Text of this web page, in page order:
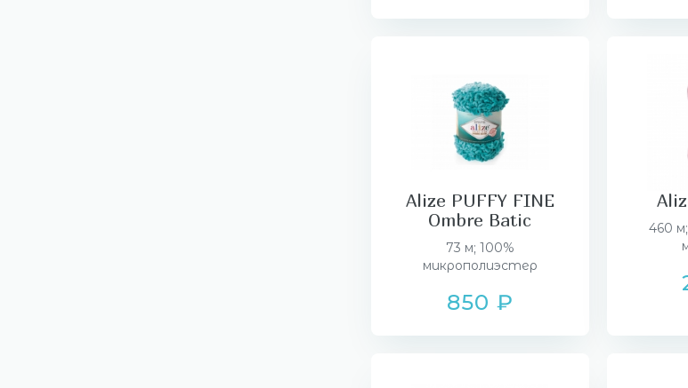
Alize PUFFY FINE
Ombre Batic
73 м; 100%
микрополиэстер
850 ₽
460